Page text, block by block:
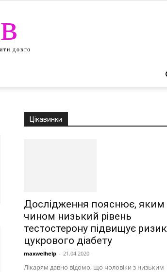
довго
Цікавинки
Дослідження пояснює, яким
чином низький рівень
тестостерону підвищує ризик
цукрового діабету
maxwelhelp - 21.04.2020
Лікарям давно відомо, що чоловіки з низьким